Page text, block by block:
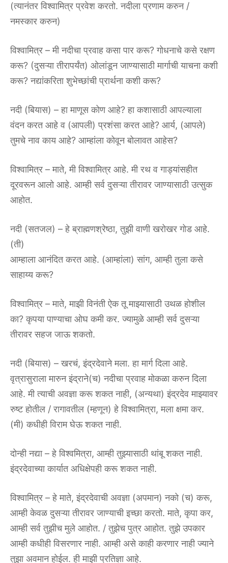
(त्यानंतर विश्वामित्र प्रवेश करतो. नदीला प्रणाम करुन /
नमस्कार करुन)
विश्वामित्र – मी नदीचा प्रवाह कसा पार करू? गोधनाचे कसे रक्षण
करू? (दुसऱ्या तीरापर्यंत) ओलांडून जाण्यासाठी मार्गाची याचना कशी
करू? नद्यांकरिता शुभेच्छांची प्रार्थना कशी करू?
नदी (बियास) – हा माणूस कोण आहे? हा कशासाठी आपल्याला
वंदन करत आहे व (आपली) प्रशंसा करत आहे? आर्य, (आपले)
तुमचे नाव काय आहे? आम्हांला कोवून बोलावत आहेस?
विश्वामित्र – माते, मी विश्वामित्र आहे. मी रथ व गाड्यांसहीत
दूरवरून आलो आहे. आम्ही सर्व दुसऱ्या तीरावर जाण्यासाठी उत्सुक
आहोत.
नदी (सतजल) – हे ब्राह्मणश्रेष्ठा, तुझी वाणी खरोखर गोड आहे.
(ती)
आम्हाला आनंदित करत आहे. (आम्हांला) सांग, आम्ही तुला कसे
साहाय्य करू?
विश्वामित्र – माते, माझी विनंती ऐक तू माझ्यासाठी उथळ होशील
का? कृपया पाण्याचा ओघ कमी कर. ज्यामुळे आम्ही सर्व दुसऱ्या
तीरावर सहज जाऊ शकतो.
नदी (बियास) – खरचं, इंद्रदेवाने मला. हा मार्ग दिला आहे.
वृत्रासुराला मारुन इंद्राने(च) नदीचा प्रवाह मोकळा करुन दिला
आहे. मी त्याची अवज्ञा करू शकत नाही, (अन्यथा) इंद्रदेव माझ्यावर
रुष्ट होतील / रागावतील (म्हणून) हे विश्वामित्रा, मला क्षमा कर.
(मी) कधीही विराम घेऊ शकत नाही.
दोन्ही नद्या – हे विश्वमित्रा, आम्ही तुझ्यासाठी थांबू शकत नाही.
इंद्रदेवाच्या कार्यात अधिक्षेपही करू शकत नाही.
विश्वामित्र – हे माते, इंद्रदेवाची अवज्ञा (अपमान) नको (च) करू,
आम्ही केवळ दुसऱ्या तीरावर जाण्याची इच्छा करतो. माते, कृपा कर,
आम्ही सर्व तुझीच मुले आहोत. / तुझेच पुत्र आहोत. तुझे उपकार
आम्ही कधीही विसरणार नाही. आम्ही असे काही करणार नाही ज्याने
तुझा अवमान होईल. ही माझी प्रतिज्ञा आहे.